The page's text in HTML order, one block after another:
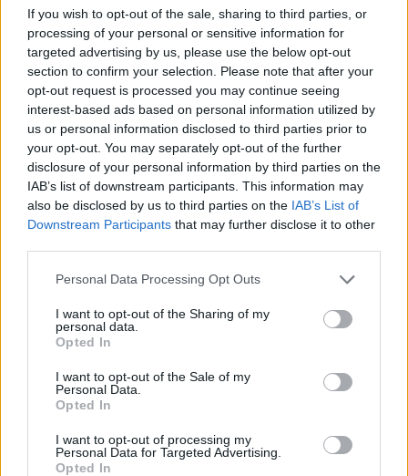
If you wish to opt-out of the sale, sharing to third parties, or
processing of your personal or sensitive information for
targeted advertising by us, please use the below opt-out
section to confirm your selection. Please note that after your
opt-out request is processed you may continue seeing
interest-based ads based on personal information utilized by
us or personal information disclosed to third parties prior to
your opt-out. You may separately opt-out of the further
disclosure of your personal information by third parties on the
IAB’s list of downstream participants. This information may
also be disclosed by us to third parties on the IAB’s List of
Downstream Participants that may further disclose it to other
Personal Data Processing Opt Outs
I want to opt-out of the Sharing of my
personal data.
Opted In
I want to opt-out of the Sale of my
Personal Data.
Opted In
I want to opt-out of processing my
Personal Data for Targeted Advertising.
Opted In
cui non si hanno generalità, è stato trasportato in Pronto
soccorso a Grosseto in codice giallo e nel pomeriggio è
stato trasferito all’ospedale Le Scotte di Siena.
100 lavoratori in nero in azienda